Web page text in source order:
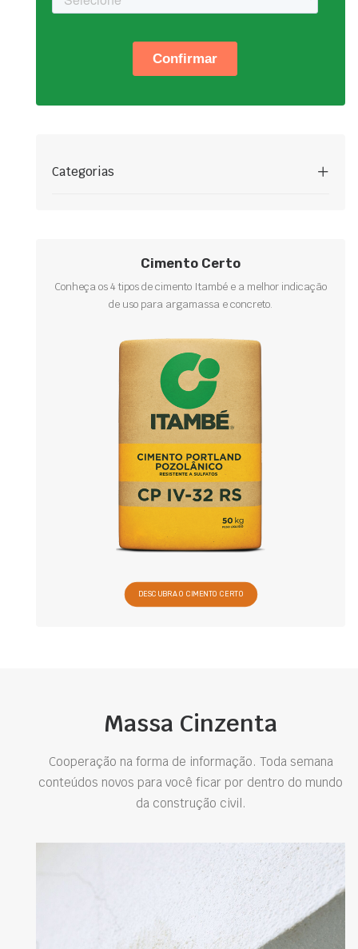
Categorias
Cimento Certo
Conheça os 4 tipos de cimento Itambé e a melhor indicação
de uso para argamassa e concreto.
DESCUBRA O CIMENTO CERTO
Massa Cinzenta
Cooperação na forma de informação. Toda semana
conteúdos novos para você ficar por dentro do mundo
da construção civil.